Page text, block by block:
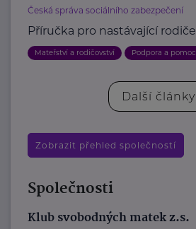
Česká správa sociálního zabezpečení
Příručka pro nastávající rodiče
Mateřství a rodičovství Podpora a pomoc
Další články
Zobrazit přehled společností
Společnosti
Klub svobodných matek z.s.